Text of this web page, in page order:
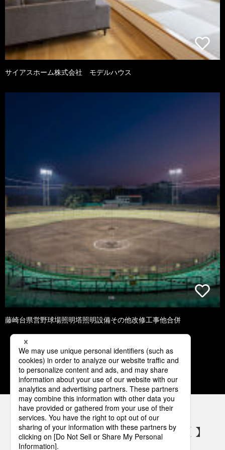
サイアスホーム株式会社 モデルハウス
藤崎台県営野球場照明塔照明設備その他改修工事他合併
1 2 3 4 5
パナソニックの電気設備 SNSアカウント